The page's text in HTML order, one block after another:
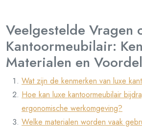
Veelgestelde Vragen
Kantoormeubilair:
Materialen en
Wat zijn de kenmerken van luxe
Hoe kan luxe kantoormeubilair
ergonomische werkomgeving?
Welke materialen worden vaak